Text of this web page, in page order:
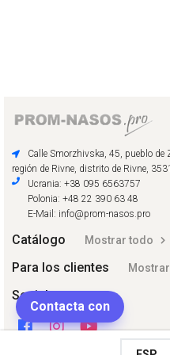
Calle Smorzhivska, 45, pueblo de
región de Rivne, distrito de Rivne,
Ucrania: +38 095 6563757
Polonia: +48 22 390 63 48
E-Mail: info@prom-nasos.pro
Catálogo Mostrar todo
Para los clientes
Social
Contacta con